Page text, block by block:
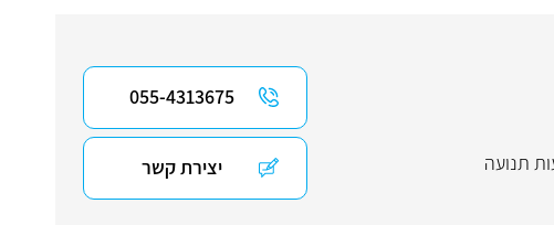
תנועה
055-4313675
יצירת קשר